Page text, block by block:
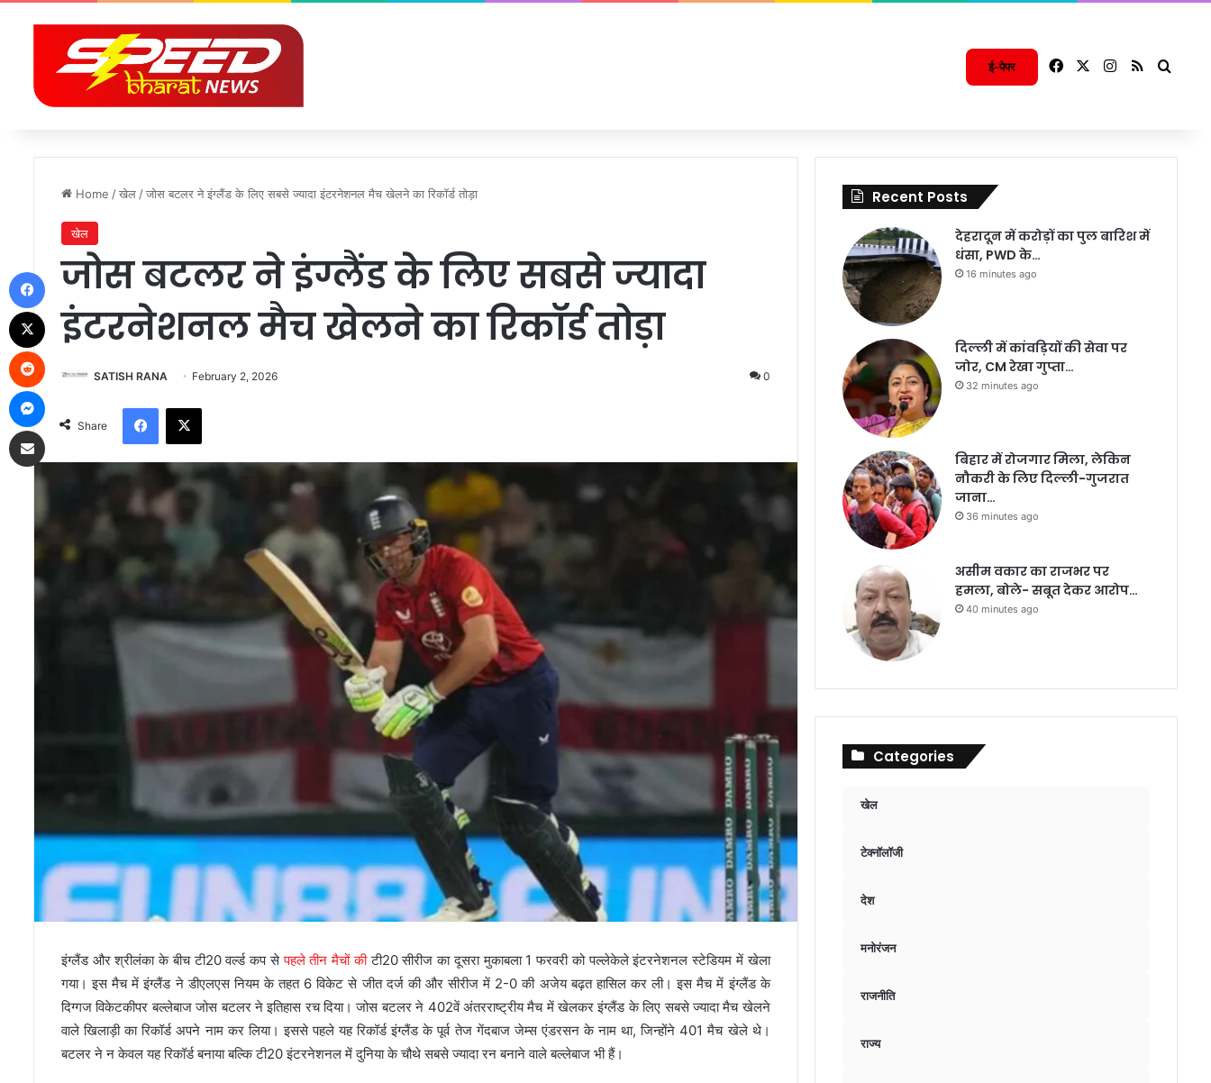
ई-पेपर FacebookInstagram
RSS
Home /खेल /जोस बटलर ने इंग्लैंड के लिए सबसे ज्यादा इंटरनेशनल मैच खेलने का रिकॉर्ड तोड़ा
खेल
जोस बटलर ने इंग्लैंड के लिए सबसे ज्यादा
इंटरनेशनल मैच खेलने का रिकॉर्ड तोड़ा
SATISH RANA February 2, 2026 0
Share
Facebook
X
इंग्लैंड और श्रीलंका के बीच टी20 वर्ल्ड कप सेपहले तीन मैचों कीटी20 सीरीज का दूसरा मुकाबला 1 फरवरी को पल्लेकेले इंटरनेशनल स्टेडियम में खेला
गया। इस मैच में इंग्लैंड ने डीएलएस नियम के तहत 6 विकेट से जीत दर्ज की और सीरीज में 2-0 की अजेय बढ़त हासिल कर ली। इस मैच में इंग्लैंड के
दिग्गज विकेटकीपर बल्लेबाज जोस बटलर ने इतिहास रच दिया। जोस बटलर ने 402वें अंतरराष्ट्रीय मैच में खेलकर इंग्लैंड के लिए सबसे ज्यादा मैच खेलने
वाले खिलाड़ी का रिकॉर्ड अपने नाम कर लिया। इससे पहले यह रिकॉर्ड इंग्लैंड के पूर्व तेज गेंदबाज जेम्स एंडरसन के नाम था, जिन्होंने 401 मैच खेले थे।
बटलर ने न केवल यह रिकॉर्ड बनाया बल्कि टी20 इंटरनेशनल में दुनिया के चौथे सबसे ज्यादा रन बनाने वाले बल्लेबाज भी हैं।
Recent Posts
देहरादून में करोड़ों का पुल बारिश में
धंसा, PWD के…
16 minutes ago
दिल्ली में कांवड़ियों की सेवा पर
जोर, CM रेखा गुप्ता…
32 minutes ago
बिहार में रोजगार मिला, लेकिन
नौकरी के लिए दिल्ली-गुजरात
जाना…
36 minutes ago
असीम वकार का राजभर पर
हमला, बोले- सबूत देकर आरोप…
40 minutes ago
Categories
खेल
टेक्नॉलॉजी
देश
मनोरंजन
राजनीति
राज्य
Facebook
Share via Email